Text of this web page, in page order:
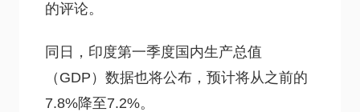
的评论。
同日，印度第一季度国内生产总值
（GDP）数据也将公布，预计将从之前的
7.8%降至7.2%。